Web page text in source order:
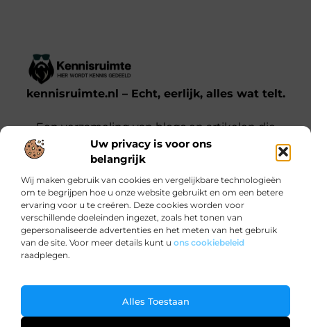
Uw privacy is voor ons
belangrijk
Wij maken gebruik van cookies en vergelijkbare technologieën
om te begrijpen hoe u onze website gebruikt en om een betere
ervaring voor u te creëren. Deze cookies worden voor
verschillende doeleinden ingezet, zoals het tonen van
gepersonaliseerde advertenties en het meten van het gebruik
van de site. Voor meer details kunt u ons cookiebeleid
raadplegen.
Alles Toestaan
kennisruimte.nl – Echt, eerlijk, alles wat telt.
Een verzameling van blogs en artikelen die
een breed scala aan onderwerpen uit het
dagelijks leven behandelen.
Onze informatie
Bericht categorie